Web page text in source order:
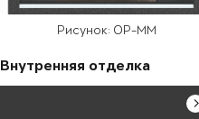
Рисунок: OP-MM
Внутренняя отделка